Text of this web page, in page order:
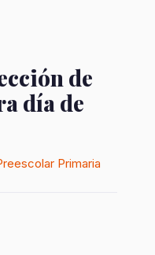
de
día de
Primaria